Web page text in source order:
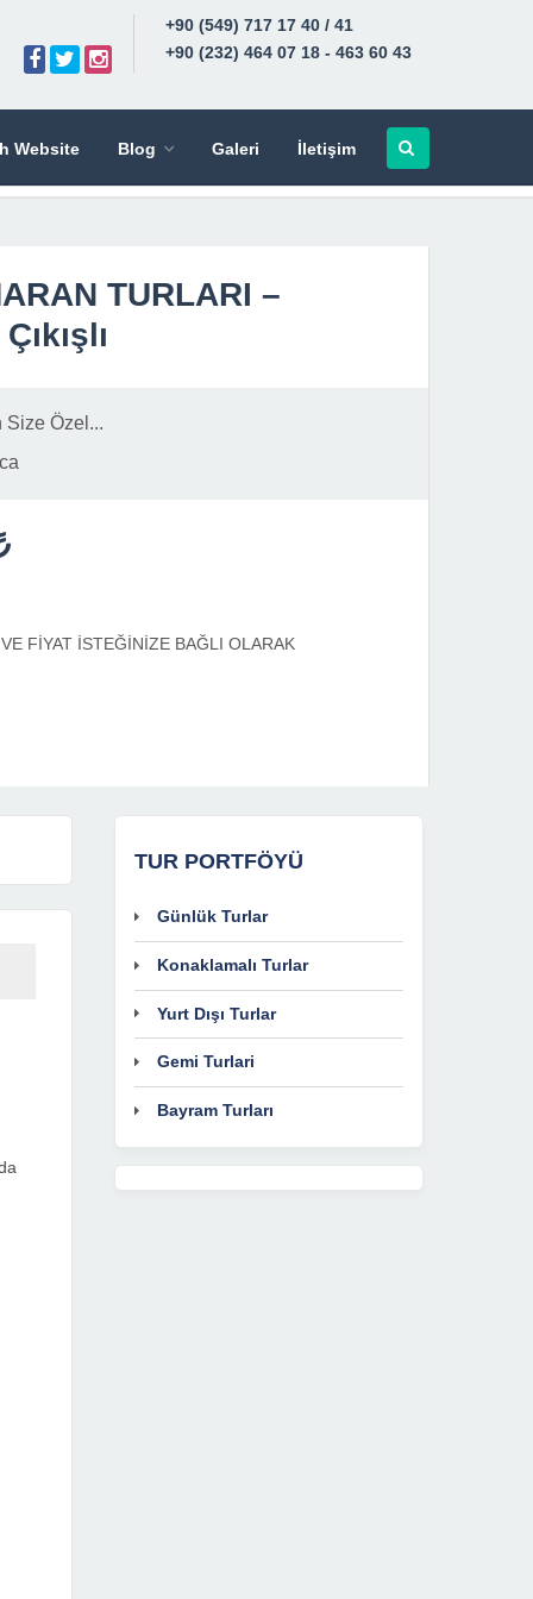
+90 (549) 717 17 40 / 41
+90 (232) 464 07 18 - 463 60 43
Website Blog Galeri İletişim
TURLARI –
Özel...
FİYAT İSTEĞİNİZE BAĞLI OLARAK
TUR PORTFÖYÜ
Günlük Turlar
Konaklamalı Turlar
Yurt Dışı Turlar
Gemi Turlari
Bayram Turları